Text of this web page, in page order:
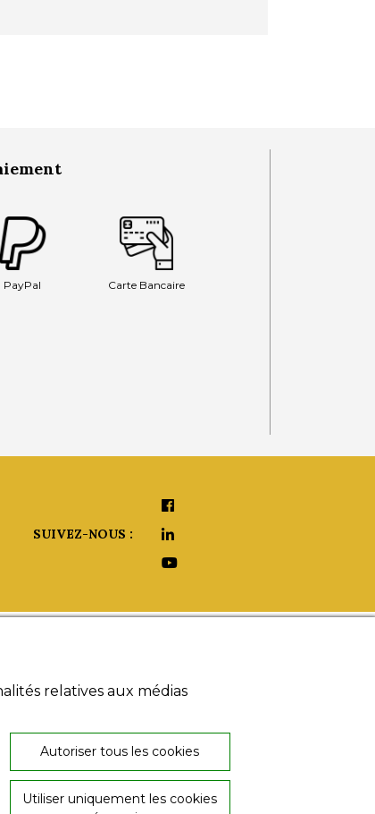
relatives aux médias
Autoriser tous les cookies
Utiliser uniquement les cookies
PayPal Carte Bancaire
SUIVEZ-NOUS :
26, rue de Provence
36000 Châteauroux
02 54 60 08 06